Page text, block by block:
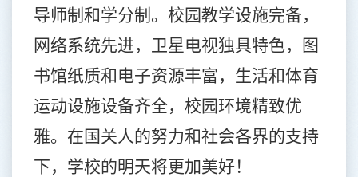
导师制和学分制。校园教学设施完备，
网络系统先进，卫星电视独具特色，图
书馆纸质和电子资源丰富，生活和体育
运动设施设备齐全，校园环境精致优
雅。在国关人的努力和社会各界的支持
下，学校的明天将更加美好！